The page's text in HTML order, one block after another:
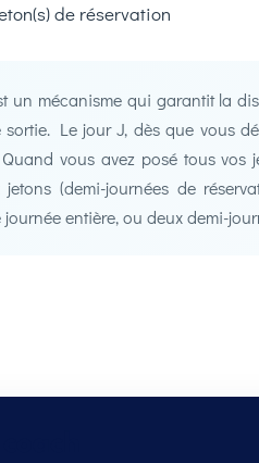
de réservation
un mécanisme qui garantit la
Le jour J, dès que vous
vous avez posé tous vos
(demi-journées de
journée entière, ou deux demi-